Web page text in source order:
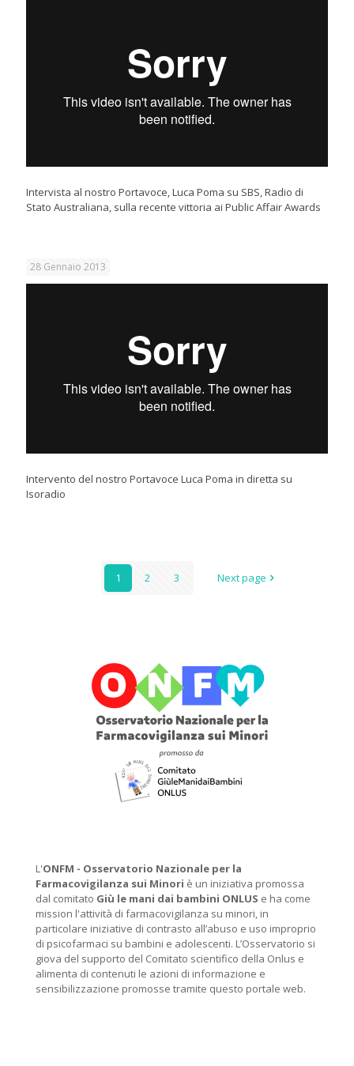
Intervista al nostro Portavoce, Luca Poma su SBS, Radio di
Stato Australiana, sulla recente vittoria ai Public Affair Awards
28 Gennaio 2013
Intervento del nostro Portavoce Luca Poma in diretta su
Isoradio
1 2 3 Next page
L'ONFM - Osservatorio Nazionale per la
Farmacovigilanza sui Minori è un iniziativa promossa
dal comitato Giù le mani dai bambini ONLUS e ha come
mission l'attività di farmacovigilanza su minori, in
particolare iniziative di contrasto all’abuso e uso improprio
di psicofarmaci su bambini e adolescenti. L’Osservatorio si
giova del supporto del Comitato scientifico della Onlus e
alimenta di contenuti le azioni di informazione e
sensibilizzazione promosse tramite questo portale web.